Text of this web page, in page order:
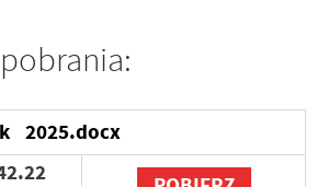
2025.docx